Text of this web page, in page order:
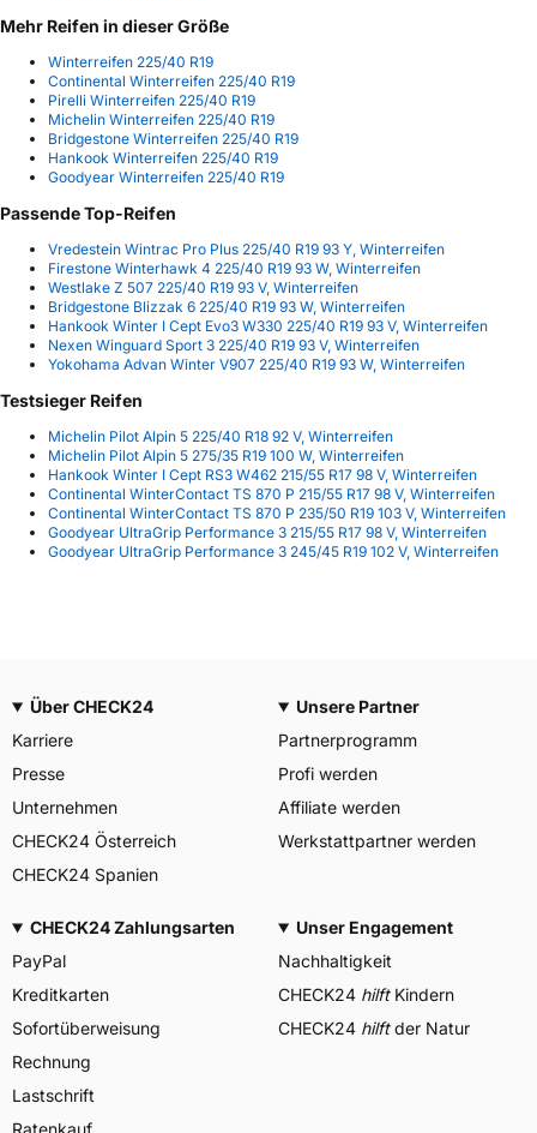
Mehr Reifen in dieser Größe
Winterreifen 225/40 R19
Continental Winterreifen 225/40 R19
Pirelli Winterreifen 225/40 R19
Michelin Winterreifen 225/40 R19
Bridgestone Winterreifen 225/40 R19
Hankook Winterreifen 225/40 R19
Goodyear Winterreifen 225/40 R19
Passende Top-Reifen
Vredestein Wintrac Pro Plus 225/40 R19 93 Y, Winterreifen
Firestone Winterhawk 4 225/40 R19 93 W, Winterreifen
Westlake Z 507 225/40 R19 93 V, Winterreifen
Bridgestone Blizzak 6 225/40 R19 93 W, Winterreifen
Hankook Winter I Cept Evo3 W330 225/40 R19 93 V, Winterreifen
Nexen Winguard Sport 3 225/40 R19 93 V, Winterreifen
Yokohama Advan Winter V907 225/40 R19 93 W, Winterreifen
Testsieger Reifen
Michelin Pilot Alpin 5 225/40 R18 92 V, Winterreifen
Michelin Pilot Alpin 5 275/35 R19 100 W, Winterreifen
Hankook Winter I Cept RS3 W462 215/55 R17 98 V, Winterreifen
Continental WinterContact TS 870 P 215/55 R17 98 V, Winterreifen
Continental WinterContact TS 870 P 235/50 R19 103 V, Winterreifen
Goodyear UltraGrip Performance 3 215/55 R17 98 V, Winterreifen
Goodyear UltraGrip Performance 3 245/45 R19 102 V, Winterreifen
Über CHECK24
Karriere
Presse
Unternehmen
CHECK24 Österreich
CHECK24 Spanien
Unsere Partner
Partnerprogramm
Profi werden
Affiliate werden
Werkstattpartner werden
CHECK24 Zahlungsarten
PayPal
Kreditkarten
Sofortüberweisung
Rechnung
Lastschrift
Ratenkauf
Unser Engagement
Nachhaltigkeit
CHECK24 hilftKindern
CHECK24 hilftder Natur